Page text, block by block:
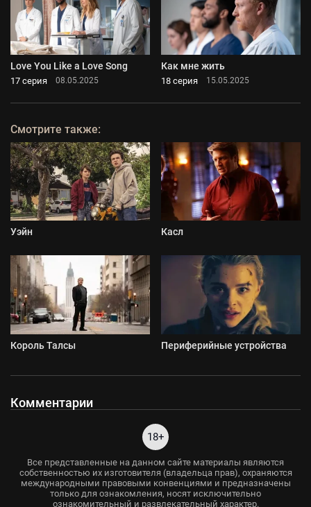
Love You Like a Love Song
17 серия 08.05.2025
Как мне жить
18 серия 15.05.2025
Смотрите также:
Уэйн Касл
Король Талсы Периферийные устройства
Комментарии
18+
Все представленные на данном сайте материалы являются
собственностью их изготовителя (владельца прав), охраняются
международными правовыми конвенциями и предназначены
только для ознакомления, носят исключительно
ознакомительный и развлекательный характер.